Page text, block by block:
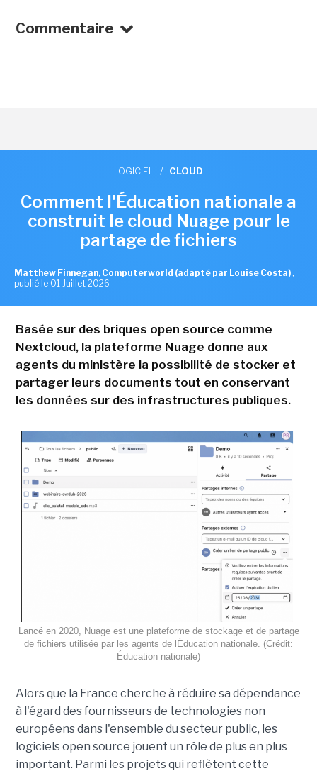
Commentaire
LOGICIEL / CLOUD
Comment l'Éducation nationale a
construit le cloud Nuage pour le
partage de fichiers
Matthew Finnegan, Computerworld (adapté par Louise Costa) ,
publié le 01 Juillet 2026
Basée sur des briques open source comme
Nextcloud, la plateforme Nuage donne aux
agents du ministère la possibilité de stocker et
partager leurs documents tout en conservant
les données sur des infrastructures publiques.
Lancé en 2020, Nuage est une plateforme de stockage et de partage
de fichiers utilisée par les agents de lÉducation nationale. (Crédit:
Éducation nationale)
Alors que la France cherche à réduire sa dépendance
à l'égard des fournisseurs de technologies non
européens dans l'ensemble du secteur public, les
logiciels open source jouent un rôle de plus en plus
important. Parmi les projets qui reflètent cette